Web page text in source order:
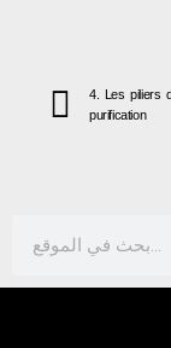
4. Les piliers
purification